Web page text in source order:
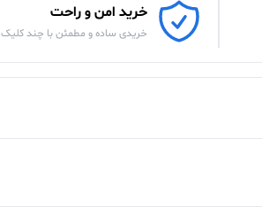
خرید امن و راحت
خریدی ساده و مطمئن با چند کلیک